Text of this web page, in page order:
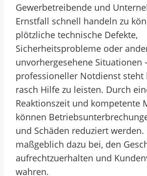
Gewerbetreibende und
Ernstfall schnell handeln zu
plötzliche technische Defekte,
Sicherheitsprobleme oder
unvorhergesehene Situationen
professioneller Notdienst steht
rasch Hilfe zu leisten. Durch
Reaktionszeit und kompetente
können
und Schäden reduziert
maßgeblich dazu bei, den
aufrechtzuerhalten und
wahren.